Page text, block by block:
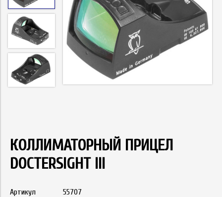
КОЛЛИМАТОРНЫЙ ПРИЦЕЛ
DOCTERSIGHT III
Артикул 55707